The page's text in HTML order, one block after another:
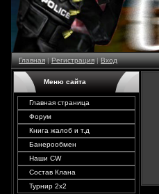
Главная|Регистрация|Вход
Меню сайта
Главная страница
Форум
Книга жалоб и т.д
Банерообмен
Наши CW
Состав Клана
Турнир 2х2